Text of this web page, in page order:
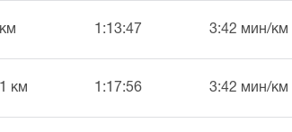
1:13:47 3:42 мин/км
км 1:17:56 3:42 мин/км